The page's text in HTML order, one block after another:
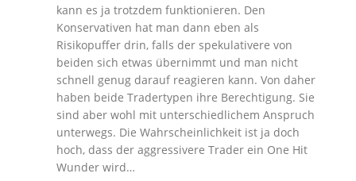
kann es ja trotzdem funktionieren. Den
Konservativen hat man dann eben als
Risikopuffer drin, falls der spekulativere von
beiden sich etwas übernimmt und man nicht
schnell genug darauf reagieren kann. Von daher
haben beide Tradertypen ihre Berechtigung. Sie
sind aber wohl mit unterschiedlichem Anspruch
unterwegs. Die Wahrscheinlichkeit ist ja doch
hoch, dass der aggressivere Trader ein One Hit
Wunder wird…